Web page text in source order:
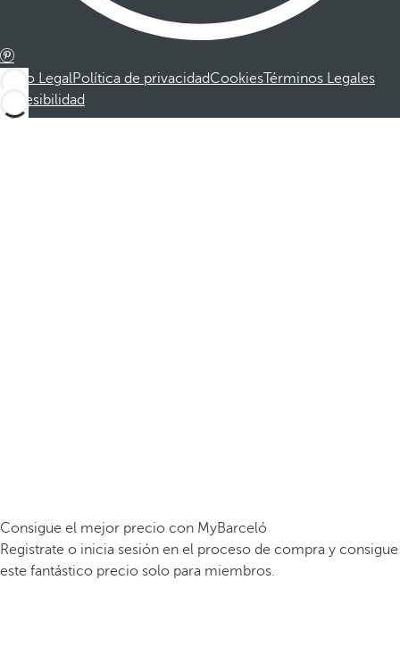
Aviso LegalPolítica de privacidadCookiesTérminos Legales
Accesibilidad
Consigue el mejor precio con MyBarceló
Registrate o inicia sesión en el proceso de compra y consigue
este fantástico precio solo para miembros.